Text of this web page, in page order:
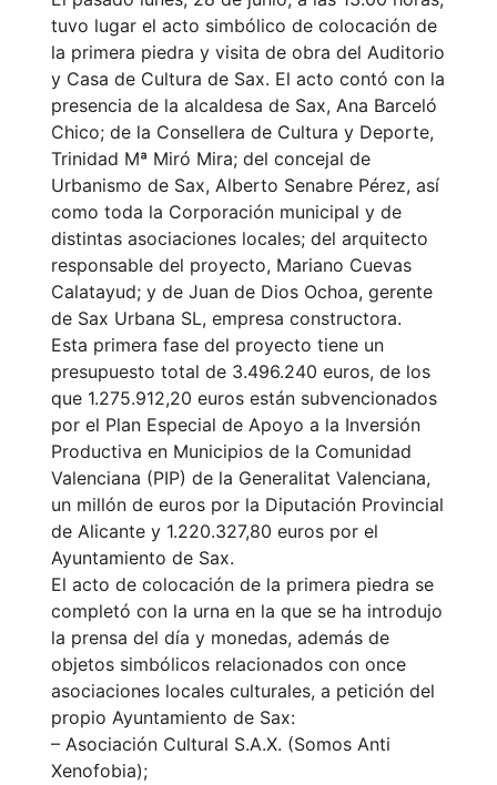
tuvo lugar el acto simbólico de colocación de
la primera piedra y visita de obra del Auditorio
y Casa de Cultura de Sax. El acto contó con la
presencia de la alcaldesa de Sax, Ana Barceló
Chico; de la Consellera de Cultura y Deporte,
Trinidad Mª Miró Mira; del concejal de
Urbanismo de Sax, Alberto Senabre Pérez, así
como toda la Corporación municipal y de
distintas asociaciones locales; del arquitecto
responsable del proyecto, Mariano Cuevas
Calatayud; y de Juan de Dios Ochoa, gerente
de Sax Urbana SL, empresa constructora.
Esta primera fase del proyecto tiene un
presupuesto total de 3.496.240 euros, de los
que 1.275.912,20 euros están subvencionados
por el Plan Especial de Apoyo a la Inversión
Productiva en Municipios de la Comunidad
Valenciana (PIP) de la Generalitat Valenciana,
un millón de euros por la Diputación Provincial
de Alicante y 1.220.327,80 euros por el
Ayuntamiento de Sax.
El acto de colocación de la primera piedra se
completó con la urna en la que se ha introdujo
la prensa del día y monedas, además de
objetos simbólicos relacionados con once
asociaciones locales culturales, a petición del
propio Ayuntamiento de Sax:
– Asociación Cultural S.A.X. (Somos Anti
Xenofobia);